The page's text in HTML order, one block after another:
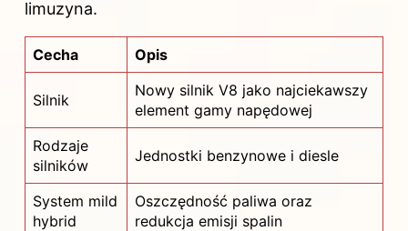
limuzyna.
Cecha Opis
Silnik
Nowy silnik V8 jako najciekawszy
element gamy napędowej
Rodzaje
silników
Jednostki benzynowe i diesle
System mild
hybrid
Oszczędność paliwa oraz
redukcja emisji spalin